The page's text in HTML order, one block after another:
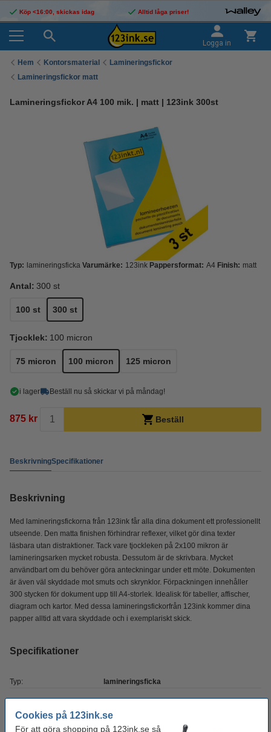
Cookies på 123ink.se
För att göra shopping på 123ink.se så
Köp <16:00, skickas idag Alltid låga priser!
Logga in
Hem Kontorsmaterial
Lamineringsfickor
Lamineringsfickor matt
Lamineringsfickor A4 100 mik. | matt | 123ink 300st
Typ: lamineringsficka Varumärke: 123ink Pappersformat: A4 Finish: matt
Antal: 300 st
100 st 300 st
Tjocklek: 100 micron
75 micron 100 micron 125 micron
i lager Beställ nu så skickar vi på måndag!
875 kr Beställ
BeskrivningSpecifikationer
Beskrivning
Med lamineringsfickorna från 123ink får alla dina dokument ett professionellt
utseende. Den matta finishen förhindrar reflexer, vilket gör dina texter
läsbara utan distraktioner. Tack vare tjockleken på 2x100 mikron är
lamineringsarken mycket robusta. Dessutom är de skrivbara. Mycket
användbart om du behöver göra anteckningar under ett möte. Dokumenten
är även väl skyddade mot smuts och skrynklor. Förpackningen innehåller
300 stycken för dokument upp till A4-storlek. Idealisk för tabeller, affischer,
diagram och kartor. Med dessa lamineringsfickorfrån 123ink kommer dina
papper alltid att vara skyddade och i exemplariskt skick.
Specifikationer
Typ: lamineringsficka
Pappersformat: